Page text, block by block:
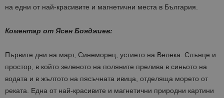
на едни от най-красивите и магнетични места в България.
Коментар от Ясен Бояджиев:
Първите дни на март, Синеморец, устието на Велека. Слънце и
простор, в който зеленото на поляните прелива в синьото на
водата и в жълтото на пясъчната ивица, отделяща морето от
реката. Една от най-красивите и магнетични природни картини